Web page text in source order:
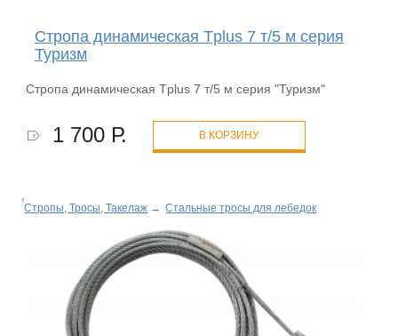
Стропа динамическая Tplus 7 т/5 м серия
Туризм
Стропа динамическая Tplus 7 т/5 м серия "Туризм"
1 700 Р. В КОРЗИНУ
Стропы, Тросы, Такелаж → Стальные тросы для лебедок